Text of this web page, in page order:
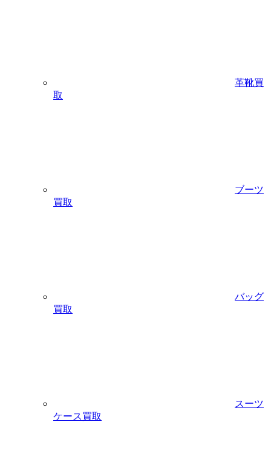
革靴買
取
ブーツ
買取
バッグ
買取
スーツ
ケース買取